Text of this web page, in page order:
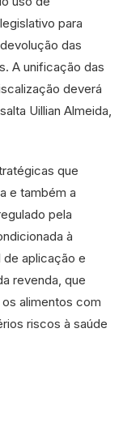
para
das
A unificação das
deverá
Uillian Almeida,
que
e também a
pela
à
aplicação e
revenda, que
alimentos com
riscos à saúde